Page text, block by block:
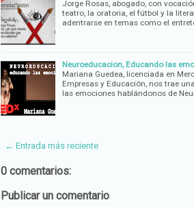
Jorge Rosas, abogado, con
teatro, la oratoria, el fútbol y la
adentrarse en temas como el
Neuroeducacion, Educando las
Mariana Guedea, licenciada en
Empresas y Educación, nos trae
las emociones hablándonos de
← Entrada más reciente
0 comentarios:
Publicar un comentario